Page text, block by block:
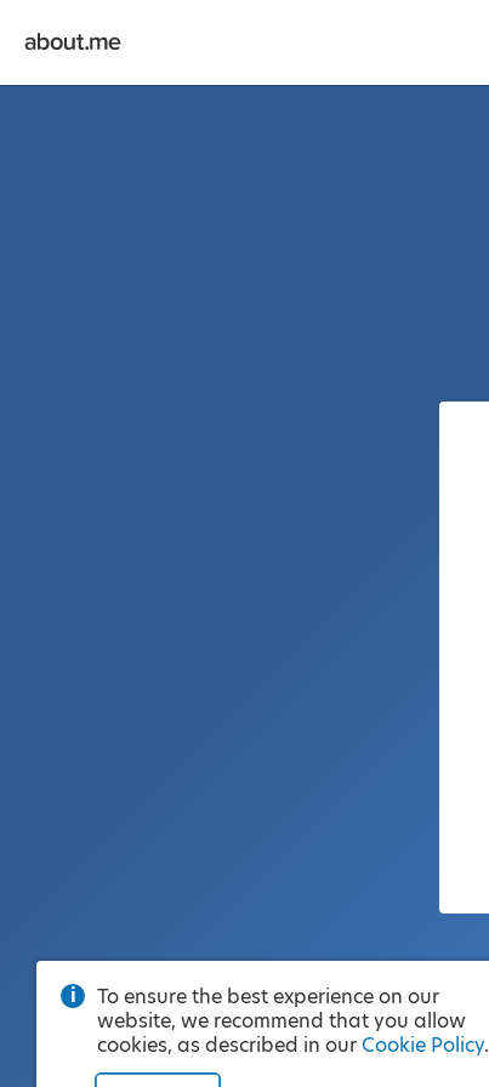
To ensure the best experience on our
website, we recommend that you allow
cookies, as described in our Cookie Policy.